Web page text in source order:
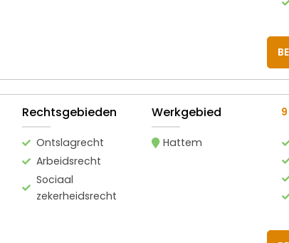
Rechtsgebieden
Ontslagrecht
Arbeidsrecht
Sociaal
zekerheidsrecht
Werkgebied
Hattem
9